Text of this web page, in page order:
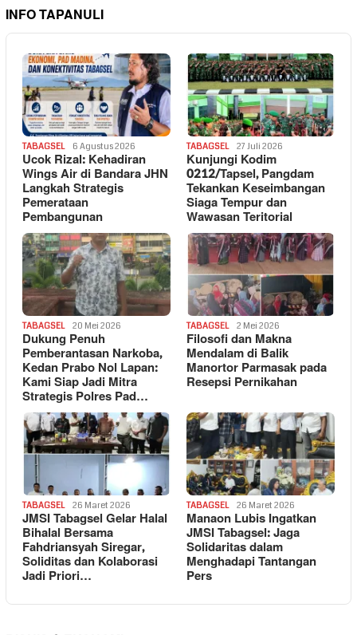
INFO TAPANULI
TABAGSEL 6 Agustus 2026
Ucok Rizal: Kehadiran
Wings Air di Bandara JHN
Langkah Strategis
Pemerataan
Pembangunan
TABAGSEL 27 Juli 2026
Kunjungi Kodim
0212/Tapsel, Pangdam
Tekankan Keseimbangan
Siaga Tempur dan
Wawasan Teritorial
TABAGSEL 20 Mei 2026
Dukung Penuh
Pemberantasan Narkoba,
Kedan Prabo Nol Lapan:
Kami Siap Jadi Mitra
Strategis Polres Pad…
TABAGSEL 2 Mei 2026
Filosofi dan Makna
Mendalam di Balik
Manortor Parmasak pada
Resepsi Pernikahan
TABAGSEL 26 Maret 2026
JMSI Tabagsel Gelar Halal
Bihalal Bersama
Fahdriansyah Siregar,
Soliditas dan Kolaborasi
Jadi Priori…
TABAGSEL 26 Maret 2026
Manaon Lubis Ingatkan
JMSI Tabagsel: Jaga
Solidaritas dalam
Menghadapi Tantangan
Pers